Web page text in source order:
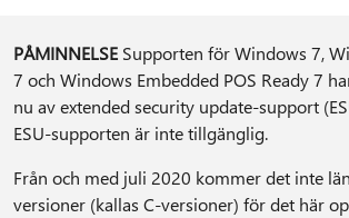
PÅMINNELSESupporten för Windows 7,
7 och Windows Embedded POS Ready 7
nu av extended security update-support
ESU-supporten är inte tillgänglig.
Från och med juli 2020 kommer det inte
versioner (kallas C-versioner) för det här